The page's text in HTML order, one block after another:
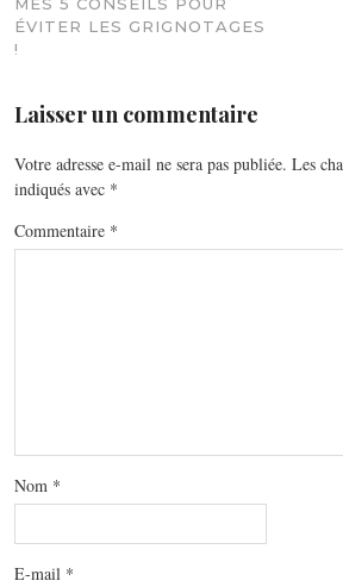
MES 5 CONSEILS POUR
ÉVITER LES GRIGNOTAGES
!
Laisser un commentaire
Votre adresse e-mail ne sera pas publiée. Les
indiqués avec *
Commentaire *
Nom *
E-mail *